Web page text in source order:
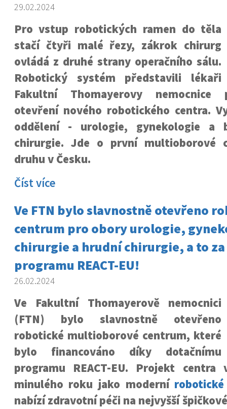
29.02.2024
Pro vstup robotických ramen do těla
stačí čtyři malé řezy, zákrok chirurg
ovládá z druhé strany operačního sálu.
Robotický systém představili lékaři
Fakultní Thomayerovy
otevření nového robotického centra.
oddělení - urologie, gynekologie a
chirurgie. Jde o první multioborové
druhu v Česku.
Číst více
Ve FTN bylo slavnostně otevřeno
centrum pro obory urologie,
chirurgie a hrudní chirurgie, a to
programu REACT-EU!
26.02.2024
Ve Fakultní Thomayerově nemocnici
(FTN) bylo slavnostně otevřeno
robotické multioborové centrum, které
bylo financováno díky dotačnímu
programu REACT-EU. Projekt
minulého roku jako moderní
nabízí zdravotní péči na nejvyšší